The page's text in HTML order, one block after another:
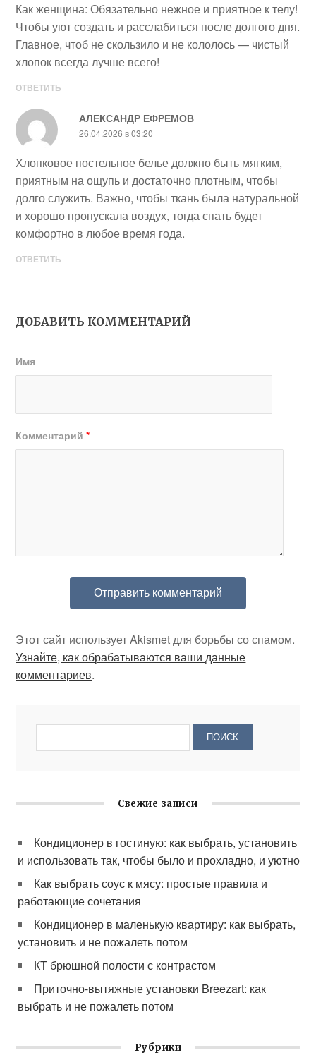
Как женщина: Обязательно нежное и приятное к телу!
Чтобы уют создать и расслабиться после долгого дня.
Главное, чтоб не скользило и не кололось — чистый
хлопок всегда лучше всего!
ОТВЕТИТЬ
АЛЕКСАНДР ЕФРЕМОВ
26.04.2026 в 03:20
Хлопковое постельное белье должно быть мягким,
приятным на ощупь и достаточно плотным, чтобы
долго служить. Важно, чтобы ткань была натуральной
и хорошо пропускала воздух, тогда спать будет
комфортно в любое время года.
ОТВЕТИТЬ
ДОБАВИТЬ КОММЕНТАРИЙ
Имя
Комментарий*
Этот сайт использует Akismet для борьбы со спамом.
Узнайте, как обрабатываются ваши данные
комментариев.
Свежие записи
Кондиционер в гостиную: как выбрать, установить
и использовать так, чтобы было и прохладно, и уютно
Как выбрать соус к мясу: простые правила и
работающие сочетания
Кондиционер в маленькую квартиру: как выбрать,
установить и не пожалеть потом
КТ брюшной полости с контрастом
Приточно-вытяжные установки Breezart: как
выбрать и не пожалеть потом
Рубрики